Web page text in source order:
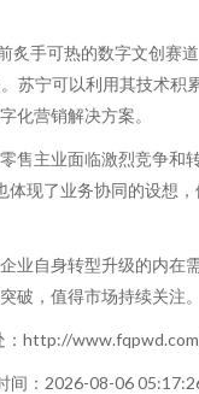
手可热的数字文创赛
宁可以利用其技术
化营销解决方案。
主业面临激烈竞争
现了业务协同的设
自身转型升级的内
破，值得市场持续关注。
：http://
间：2026-08-06